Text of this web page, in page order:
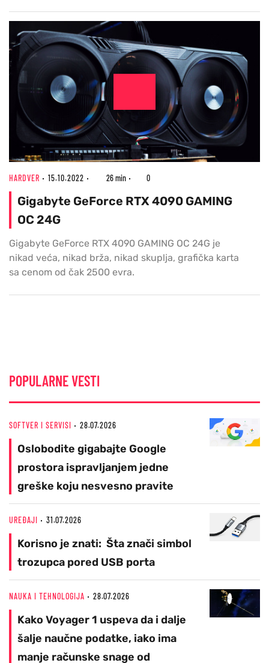
HARDVER 15.10.2022 26 min 0
Gigabyte GeForce RTX 4090 GAMING
OC 24G
Gigabyte GeForce RTX 4090 GAMING OC 24G je
nikad veća, nikad brža, nikad skuplja, grafička karta
sa cenom od čak 2500 evra.
POPULARNE VESTI
SOFTVER I SERVISI 28.07.2026
Oslobodite gigabajte Google
prostora ispravljanjem jedne
greške koju nesvesno pravite
UREĐAJI 31.07.2026
Korisno je znati: Šta znači simbol
trozupca pored USB porta
NAUKA I TEHNOLOGIJA 28.07.2026
Kako Voyager 1 uspeva da i dalje
šalje naučne podatke, iako ima
manje računske snage od